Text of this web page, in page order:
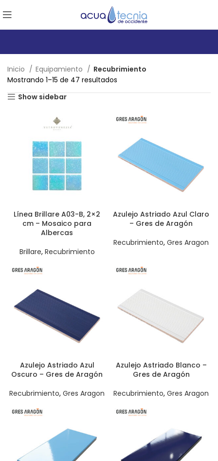
Inicio Equipamiento
Recubrimiento
Mostrando 1–15 de 47 resultados
Show sidebar
Línea Brillare A03-B, 2×2
cm – Mosaico para
Albercas
Brillare, Recubrimiento
Azulejo Astriado Azul Claro
– Gres de Aragón
Recubrimiento, Gres Aragon
Azulejo Astriado Azul
Oscuro – Gres de Aragón
Recubrimiento, Gres Aragon
Azulejo Astriado Blanco –
Gres de Aragón
Recubrimiento, Gres Aragon